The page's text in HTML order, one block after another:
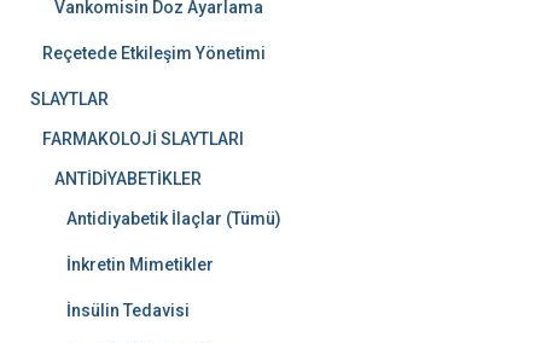
Vankomisin Doz Ayarlama
Reçetede Etkileşim Yönetimi
SLAYTLAR
FARMAKOLOJİ SLAYTLARI
ANTİDİYABETİKLER
Antidiyabetik İlaçlar (Tümü)
İnkretin Mimetikler
İnsülin Tedavisi